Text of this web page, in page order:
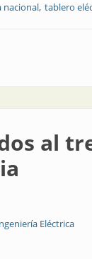
nacional tablero
de la
al
Eléctrica